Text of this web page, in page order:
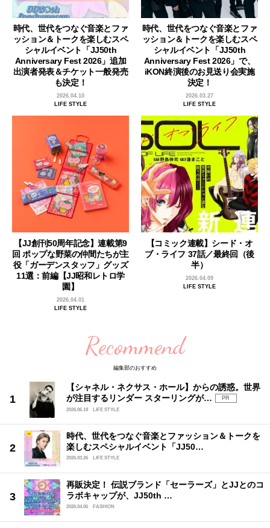
時代、世代をつなぐ音楽とファ
ッション＆トークを楽しむスペ
シャルイベント「JJ50th
Anniversary Fest 2026」追加
出演者発表＆チケット一般発売
も決定！
2026.04.10
LIFE STYLE
時代、世代をつなぐ音楽とファ
ッション＆トークを楽しむスペ
シャルイベント「JJ50th
Anniversary Fest 2026」で、
iKON終演後のお見送り会実施
決定！
2026.03.27
LIFE STYLE
【JJ創刊50周年記念】連載第9
回 ポップな野菜の仲間たちが主
役「ガーデンスタッフ」グッズ
11選：前編【JJ昭和レトロ学
園】
2026.04.01
LIFE STYLE
【コミック連載】シード・オ
ブ・ライフ 37話／最終回（後
半）
2026.04.09
LIFE STYLE
Recommend
編集部のおすすめ
【シャネル・ネクサス・ホール】からの誘惑。世界
が注目するリンダー スターリングが…
PR
2026.06.18
LIFE STYLE
時代、世代をつなぐ音楽とファッション＆トークを
楽しむスペシャルイベント「JJ50…
2026.03.26 LIFE STYLE
再販決定！ 伝説ブランド「セーラーズ」とJJとのコ
ラボキャップが、JJ50th …
2026.04.06 FASHION